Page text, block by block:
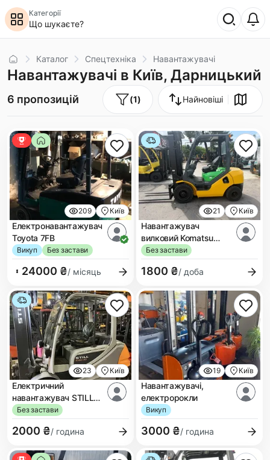
Категорії
Що шукаєте?
ГоловнаКаталог Спецтехніка Навантажувачі
Навантажувачі в Київ, Дарницький
6 пропозицій (1) Найновіші
209 Київ
Електронавантажувач
Toyota 7FB
Викуп Без застави
24000 ₴/ місяць
21 Київ
Навантажувач
вилковий Komatsu
FD25
Без застави
1800 ₴/ доба
23 Київ
Електричний
навантажувач STILL
RX 60-40
Без застави
2000 ₴/ година
19 Київ
Навантажувачі,
електророкли
Викуп
3000 ₴/ година